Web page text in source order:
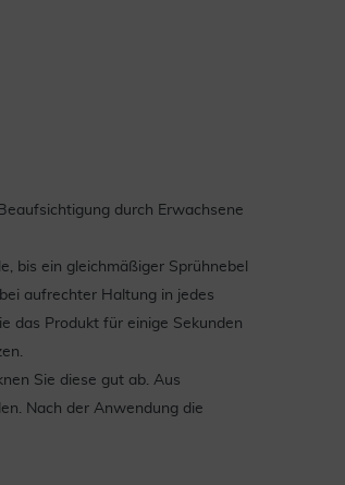
durch Erwachsene
bis ein gleichmäßiger Sprühnebel
aufrechter Haltung in jedes
das Produkt für einige Sekunden
Sie diese gut ab. Aus
Nach der Anwendung die